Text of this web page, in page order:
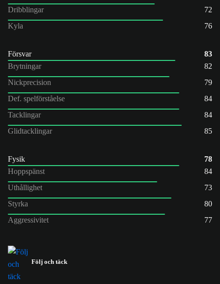
Dribblingar
72
Kyla
76
Försvar
83
Brytningar
82
Nickprecision
79
Def. spelförståelse
84
Tacklingar
84
Glidtacklingar
85
Fysik
78
Hoppspänst
84
Uthållighet
73
Styrka
80
Aggressivitet
77
Följ och täck